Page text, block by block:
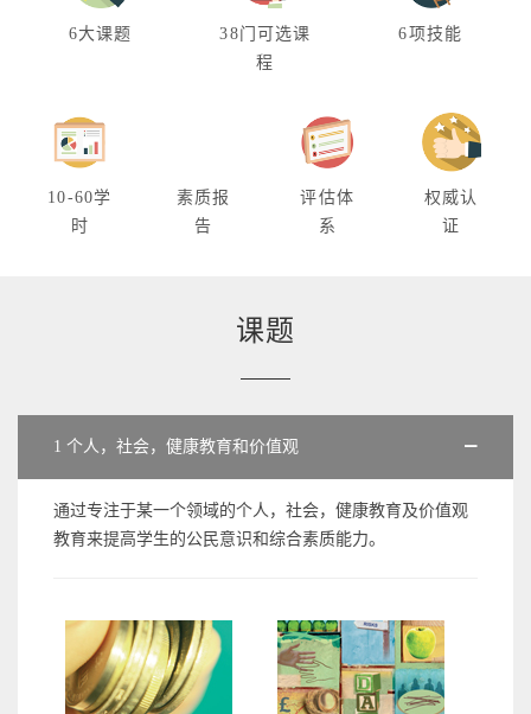
6大课题
38门可选课
程
6项技能
10-60学
时
素质报
告
评估体
系
权威认
证
课题
1 个人，社会，健康教育和价值观
通过专注于某一个领域的个人，社会，健康教育及价值观
教育来提高学生的公民意识和综合素质能力。